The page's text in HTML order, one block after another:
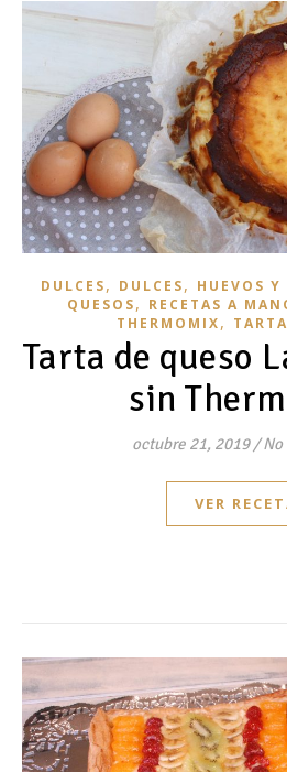
DULCES, DULCES, HUEVOS Y
QUESOS, RECETAS A
THERMOMIX,
Tarta de queso
sin
octubre 21, 2019 /No
VER